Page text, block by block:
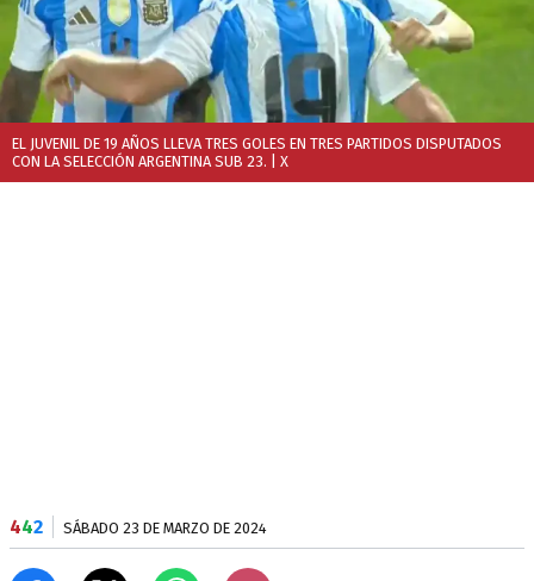
EL JUVENIL DE 19 AÑOS LLEVA TRES GOLES EN TRES PARTIDOS DISPUTADOS
CON LA SELECCIÓN ARGENTINA SUB 23. | X
442 SÁBADO 23 DE MARZO DE 2024